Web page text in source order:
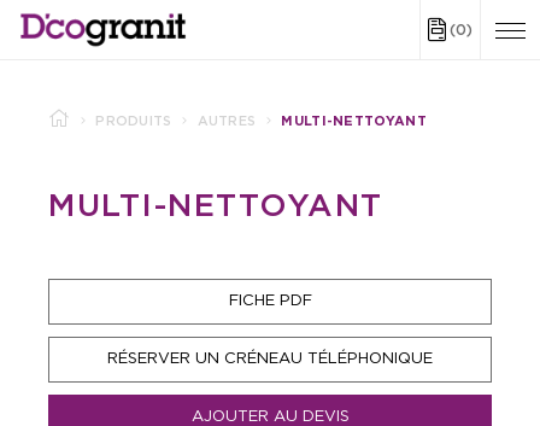
(0)
PRODUITS AUTRES MULTI-NETTOYANT
MULTI-NETTOYANT
FICHE PDF
RÉSERVER UN CRÉNEAU TÉLÉPHONIQUE
AJOUTER AU DEVIS